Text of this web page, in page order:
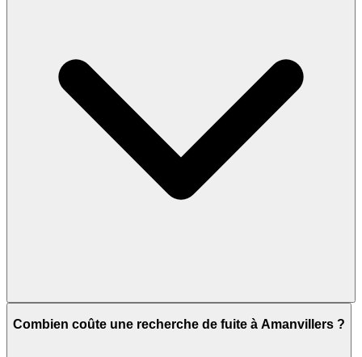
Combien coûte une recherche de fuite à Amanvillers ?